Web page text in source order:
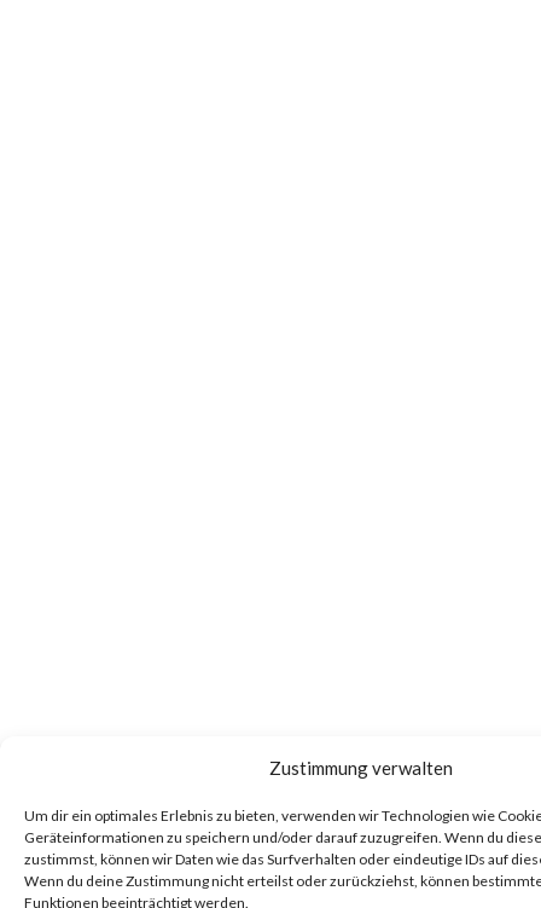
Zustimmung verwalten
Um dir ein optimales Erlebnis zu bieten, verwenden wir Technologien wie
Geräteinformationen zu speichern und/oder darauf zuzugreifen. Wenn du
zustimmst, können wir Daten wie das Surfverhalten oder eindeutige IDs auf
Wenn du deine Zustimmung nicht erteilst oder zurückziehst, können
Funktionen beeinträchtigt werden.